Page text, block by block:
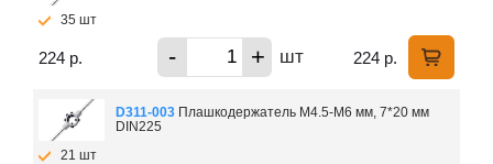
35 шт
224 р. - + шт 224 р.
D311-003 Плашкодержатель М4.5-М6 мм, 7*20 мм
DIN225
21 шт